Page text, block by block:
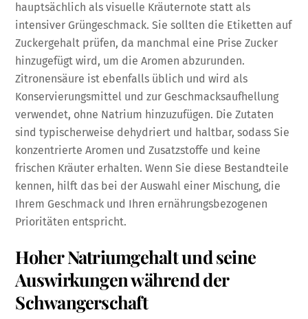
hauptsächlich als visuelle Kräuternote statt als
intensiver Grüngeschmack. Sie sollten die Etiketten auf
Zuckergehalt prüfen, da manchmal eine Prise Zucker
hinzugefügt wird, um die Aromen abzurunden.
Zitronensäure ist ebenfalls üblich und wird als
Konservierungsmittel und zur Geschmacksaufhellung
verwendet, ohne Natrium hinzuzufügen. Die Zutaten
sind typischerweise dehydriert und haltbar, sodass Sie
konzentrierte Aromen und Zusatzstoffe und keine
frischen Kräuter erhalten. Wenn Sie diese Bestandteile
kennen, hilft das bei der Auswahl einer Mischung, die
Ihrem Geschmack und Ihren ernährungsbezogenen
Prioritäten entspricht.
Hoher Natriumgehalt und seine
Auswirkungen während der
Schwangerschaft